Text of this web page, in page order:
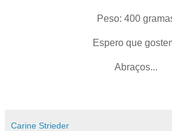
Peso: 400
Espero que
Abraços...
Carine Strieder